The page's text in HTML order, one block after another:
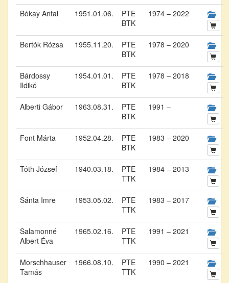
Bókay Antal 1951.01.06.
PTE
BTK
1974 – 2022
Bertók Rózsa 1955.11.20.
PTE
BTK
1978 – 2020
Bárdossy
Ildikó
1954.01.01.
PTE
BTK
1978 – 2018
Alberti Gábor 1963.08.31.
PTE
BTK
1991 –
Font Márta 1952.04.28.
PTE
BTK
1983 – 2020
Tóth József 1940.03.18.
PTE
TTK
1984 – 2013
Sánta Imre 1953.05.02.
PTE
TTK
1983 – 2017
Salamonné
Albert Éva
1965.02.16.
PTE
TTK
1991 – 2021
Morschhauser
Tamás
1966.08.10.
PTE
TTK
1990 – 2021